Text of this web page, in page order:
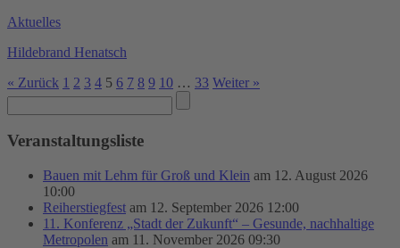
Aktuelles
Hildebrand Henatsch
« Zurück 1 2 3 4 5 6 7 8 9 10 … 33 Weiter »
Veranstaltungsliste
Bauen mit Lehm für Groß und Klein am 12. August 2026
10:00
Reiherstiegfest am 12. September 2026 12:00
11. Konferenz „Stadt der Zukunft“ – Gesunde, nachhaltige
Metropolen am 11. November 2026 09:30